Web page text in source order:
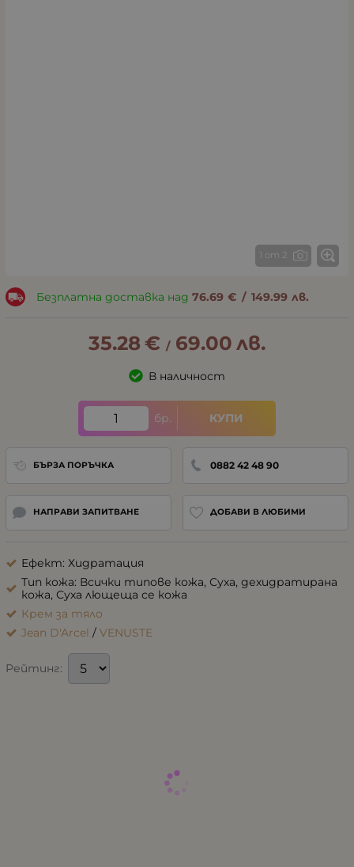
1 от 2
Безплатна доставка над 76.69 € / 149.99 лв.
35.28 € / 69.00 лв.
В наличност
бр. КУПИ
БЪРЗА ПОРЪЧКА 0882 42 48 90
НАПРАВИ ЗАПИТВАНЕ ДОБАВИ В ЛЮБИМИ
Ефект: Хидратация
Тип кожа: Всички типове кожа, Суха, дехидратирана
кожа, Суха лющеща се кожа
Крем за тяло
Jean D'Arcel / VENUSTE
Рейтинг: